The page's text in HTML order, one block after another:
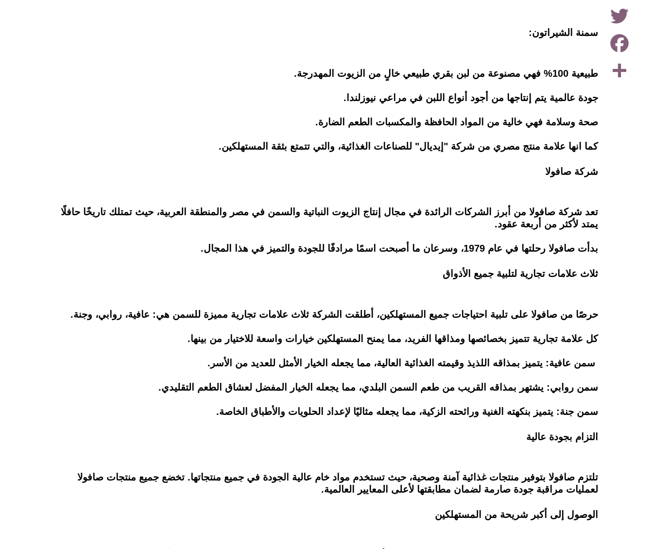
Share
Facebook
Twitter
سمنة الشيراتون:
طبيعية 100% فهي مصنوعة من لبن بقري طبيعي خالٍ من الزيوت المهدرجة.
جودة عالمية يتم إنتاجها من أجود أنواع اللبن في مراعي نيوزلندا.
صحة وسلامة فهي خالية من المواد الحافظة والمكسبات الطعم الضارة.
كما انها علامة منتج مصري من شركة "إيديال" للصناعات الغذائية، والتي تتمتع بثقة المستهلكين.
شركة صافولا
تعد شركة صافولا من أبرز الشركات الرائدة في مجال إنتاج الزيوت النباتية والسمن في مصر والمنطقة العربية، حيث تمتلك تاريخًا حافلًا
يمتد لأكثر من أربعة عقود.
بدأت صافولا رحلتها في عام 1979، وسرعان ما أصبحت اسمًا مرادفًا للجودة والتميز في هذا المجال.
ثلاث علامات تجارية لتلبية جميع الأذواق
حرصًا من صافولا على تلبية احتياجات جميع المستهلكين، أطلقت الشركة ثلاث علامات تجارية مميزة للسمن هي: عافية، روابي، وجنة.
كل علامة تجارية تتميز بخصائصها ومذاقها الفريد، مما يمنح المستهلكين خيارات واسعة للاختيار من بينها.
سمن عافية: يتميز بمذاقه اللذيذ وقيمته الغذائية العالية، مما يجعله الخيار الأمثل للعديد من الأسر.
سمن روابي: يشتهر بمذاقه القريب من طعم السمن البلدي، مما يجعله الخيار المفضل لعشاق الطعم التقليدي.
سمن جنة: يتميز بنكهته الغنية ورائحته الزكية، مما يجعله مثاليًا لإعداد الحلويات والأطباق الخاصة.
التزام بجودة عالية
تلتزم صافولا بتوفير منتجات غذائية آمنة وصحية، حيث تستخدم مواد خام عالية الجودة في جميع منتجاتها. تخضع جميع منتجات صافولا
لعمليات مراقبة جودة صارمة لضمان مطابقتها لأعلى المعايير العالمية.
الوصول إلى أكبر شريحة من المستهلكين